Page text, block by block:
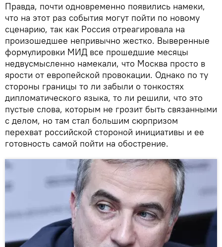
Правда, почти одновременно появились намеки,
что на этот раз события могут пойти по новому
сценарию, так как Россия отреагировала на
произошедшее непривычно жестко. Выверенные
формулировки МИД все прошедшие месяцы
недвусмысленно намекали, что Москва просто в
ярости от европейской провокации. Однако по ту
стороны границы то ли забыли о тонкостях
дипломатического языка, то ли решили, что это
пустые слова, которым не грозит быть связанными
с делом, но там стал большим сюрпризом
перехват российской стороной инициативы и ее
готовность самой пойти на обострение.